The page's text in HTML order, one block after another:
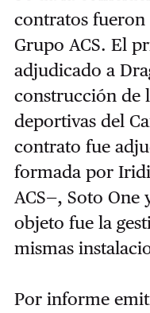
contratos fueron
Grupo ACS. El
adjudicado a
construcción de
deportivas del
contrato fue
formada por
ACS—, Soto One
objeto fue la
mismas
Por informe